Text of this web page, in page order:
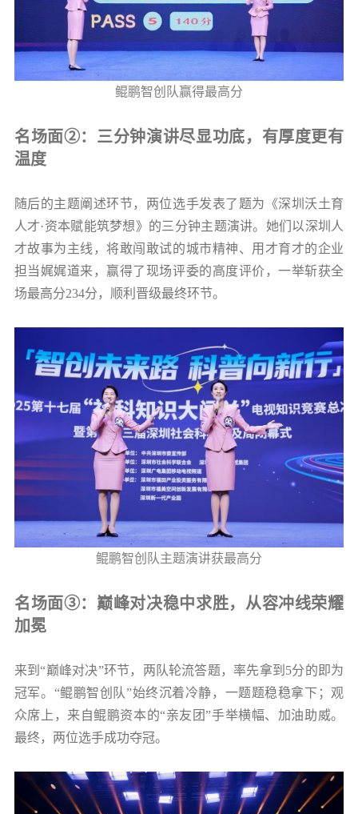
鲲鹏智创队赢得最高分
名场面②：三分钟演讲尽显功底，有厚度更有
温度
随后的主题阐述环节，两位选手发表了题为《深圳沃土育
人才·资本赋能筑梦想》的三分钟主题演讲。她们以深圳人
才故事为主线，将敢闯敢试的城市精神、用才育才的企业
担当娓娓道来，赢得了现场评委的高度评价，一举斩获全
场最高分234分，顺利晋级最终环节。
鲲鹏智创队主题演讲获最高分
名场面③：巅峰对决稳中求胜，从容冲线荣耀
加冕
来到“巅峰对决”环节，两队轮流答题，率先拿到5分的即为
冠军。“鲲鹏智创队”始终沉着冷静，一题题稳稳拿下；观
众席上，来自鲲鹏资本的“亲友团”手举横幅、加油助威。
最终，两位选手成功夺冠。